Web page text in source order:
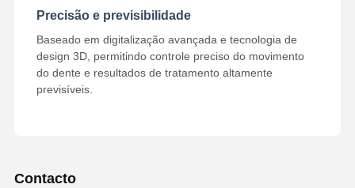
Dentaduras Plenas de Acrílico
Acessórios dentais da precisão
Mantenedores de espaços odontológicos
Precisão e previsibilidade
Baseado em digitalização avançada e tecnologia de
design 3D, permitindo controle preciso do movimento
do dente e resultados de tratamento altamente
previsíveis.
Contacto